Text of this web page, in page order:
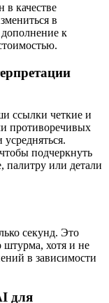
в качестве
в
к
ссылки четкие и
противоречивых
подчеркнуть
или детали
секунд. Это
штурма, хотя и не
в зависимости
для